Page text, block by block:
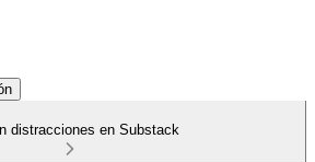
distracciones en Substack